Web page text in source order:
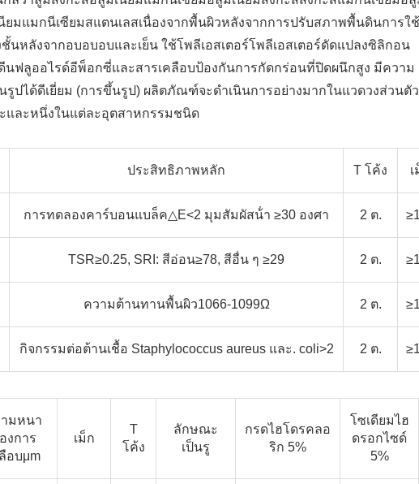
มแมกนีเซียมสแตนเลสเนื่องจากพื้นผิวหลังจากการปรับสภาพพื้นดินการใ
นหลังจากอบอบอบและเย็น ใช้โพลีเอสเตอร์โพลีเอสเตอร์ดัดแปลงซิลิกอน
นฟลูออไรด์อีพ็อกซี่และสารเคลือบป้องกันการกัดกร่อนที่ปิดผนึกสูง มีความ
ปได้ดีเยี่ยม (การขึ้นรูป) ผลิตภัณฑ์จะดําเนินการอย่างมากในแวดวงส่วนตั
และหนึ่งในแต่ละอุตสาหกรรมชนิด
ประสิทธิภาพหลัก T โค้ง
การทดลองคาร์บอนแบล็ค△E<2 มุมสัมผัสน้ํา ≥30 องศา 2 ต.
TSR≥0.25, SRI: สีอ่อน≥78, สีอื่น ๆ ≥29 2 ต.
ความต้านทานพื้นผิว1066-1099Ω 2 ต.
กิจกรรมต่อต้านเชื้อ Staphylococcus aureus และ. coli>2 2 ต.
มหนา
งการ
อบμm
เม็ก
T
โค้ง
ลักษณะ
เป็นรู
กรดไฮโดรคลอ
ริก 5%
โซเดียมไฮ
ดรอกไซด์
5%